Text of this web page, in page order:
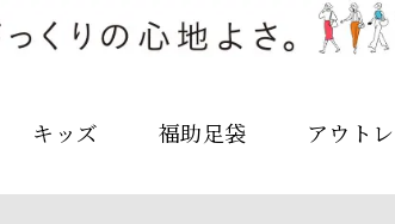
キッズ 福助足袋 アウト